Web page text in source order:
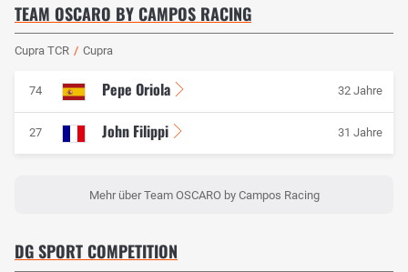
TEAM OSCARO BY CAMPOS RACING
Cupra TCR / Cupra
74 Pepe Oriola 32 Jahre
27 John Filippi 31 Jahre
Mehr über Team OSCARO by Campos Racing
DG SPORT COMPETITION